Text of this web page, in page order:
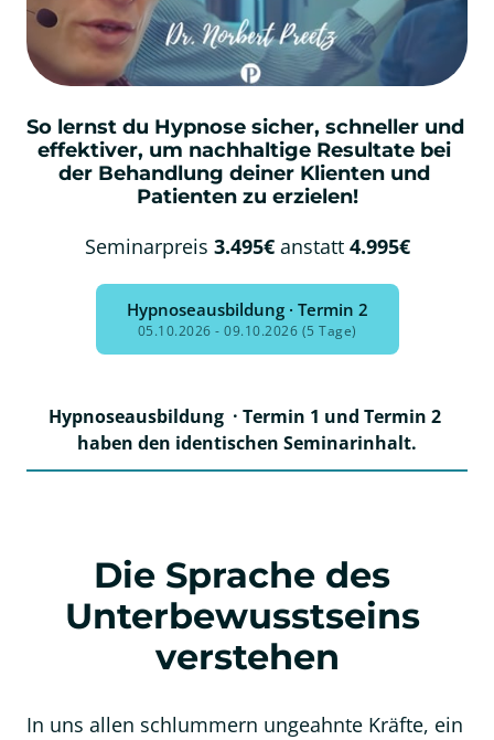
So lernst du Hypnose sicher, schneller und
effektiver, um nachhaltige Resultate bei
der Behandlung deiner Klienten und
Patienten zu erzielen!
Seminarpreis 3.495€ anstatt 4.995€
Hypnoseausbildung · Termin 2
05.10.2026 - 09.10.2026 (5 Tage)
Hypnoseausbildung  · Termin 1 und Termin 2
haben den identischen Seminarinhalt.
Die Sprache des
Unterbewusstseins
verstehen
In uns allen schlummern ungeahnte Kräfte, ein